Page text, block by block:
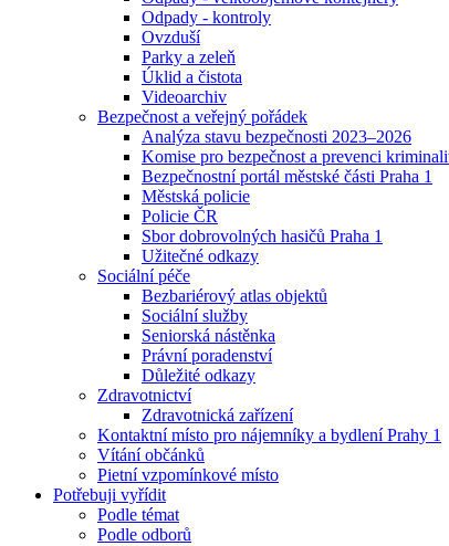
Odpady - kontroly
Ovzduší
Parky a zeleň
Úklid a čistota
Videoarchiv
Bezpečnost a veřejný pořádek
Analýza stavu bezpečnosti 2023–2026
Komise pro bezpečnost a prevenci
Bezpečnostní portál městské části Praha 1
Městská policie
Policie ČR
Sbor dobrovolných hasičů Praha 1
Užitečné odkazy
Sociální péče
Bezbariérový atlas objektů
Sociální služby
Seniorská nástěnka
Právní poradenství
Důležité odkazy
Zdravotnictví
Zdravotnická zařízení
Kontaktní místo pro nájemníky a bydlení Prahy 1
Vítání občánků
Pietní vzpomínkové místo
Potřebuji vyřídit
Podle témat
Podle odborů